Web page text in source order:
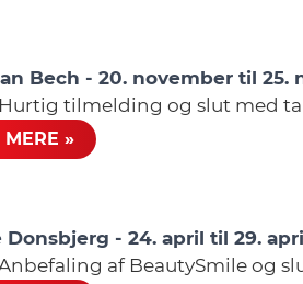
Bech - 20. november til 25.
Hurtig tilmelding og slut med
»
Donsbjerg - 24. april til 29.
Anbefaling af BeautySmile og